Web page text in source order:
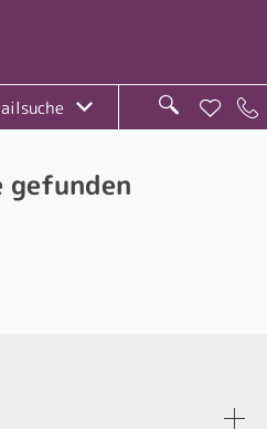
gefunden